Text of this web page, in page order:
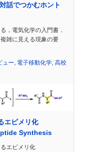
話でつかむホント
，電気化学の入門書．
雑に見える現象の要
ュー 電子移動化学 高校
エピメリ化
Synthesis
エピメリ化